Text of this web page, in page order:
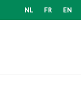
NL FR EN